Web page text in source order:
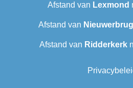
Afstand van Lexmond
Afstand van Nieuwerbrug
Afstand van Ridderkerk